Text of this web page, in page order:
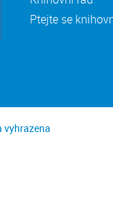
Ptejte se
vyhrazena